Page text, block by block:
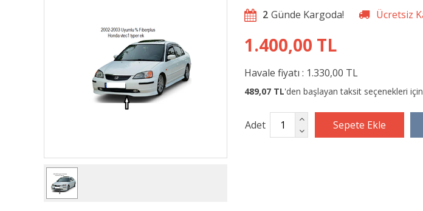
2
1.400,00 TL
Havale fiyatı : 1.330,00 TL
489,07 TL'den başlayan taksit seçenekleri için
Adet